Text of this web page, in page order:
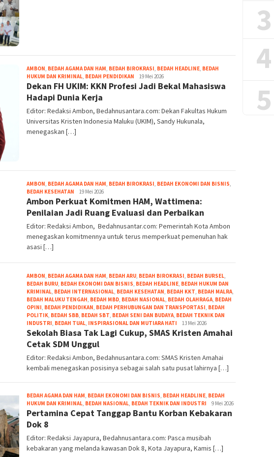
AMBON, BEDAH AGAMA DAN HAM, BEDAH BIROKRASI, BEDAH HEADLINE, BEDAH
HUKUM DAN KRIMINAL, BEDAH PENDIDIKAN Grace
Pello
19 Mei 2026
Dekan FH UKIM: KKN Profesi Jadi Bekal Mahasiswa
Hadapi Dunia Kerja
Editor: Redaksi Ambon, Bedahnusantara.com: Dekan Fakultas Hukum
Universitas Kristen Indonesia Maluku (UKIM), Sandy Hukunala,
menegaskan […]
AMBON, BEDAH AGAMA DAN HAM, BEDAH BIROKRASI, BEDAH EKONOMI DAN BISNIS,
BEDAH KESEHATAN Grace
Pello
19 Mei 2026
Ambon Perkuat Komitmen HAM, Wattimena:
Penilaian Jadi Ruang Evaluasi dan Perbaikan
Editor: Redaksi Ambon, Bedahnusantar.com: Pemerintah Kota Ambon
menegaskan komitmennya untuk terus memperkuat pemenuhan hak
asasi […]
AMBON, BEDAH AGAMA DAN HAM, BEDAH ARU, BEDAH BIROKRASI, BEDAH BURSEL,
BEDAH BURU, BEDAH EKONOMI DAN BISNIS, BEDAH HEADLINE, BEDAH HUKUM DAN
KRIMINAL, BEDAH INTERNASIONAL, BEDAH KESEHATAN, BEDAH KKT, BEDAH MALRA,
BEDAH MALUKU TENGAH, BEDAH MBD, BEDAH NASIONAL, BEDAH OLAHRAGA, BEDAH
OPINI, BEDAH PENDIDIKAN, BEDAH PERHUBUNGAN DAN TRANSPORTASI, BEDAH
POLITIK, BEDAH SBB, BEDAH SBT, BEDAH SENI DAN BUDAYA, BEDAH TEKNIK DAN
INDUSTRI, BEDAH TUAL, INSPIRASIONAL DAN MUTIARA HATI Grace
Pello
13 Mei 2026
Sekolah Biasa Tak Lagi Cukup, SMAS Kristen Amahai
Cetak SDM Unggul
Editor: Redaksi Ambon, Bedahnusantara.com: SMAS Kristen Amahai
kembali menegaskan posisinya sebagai salah satu pusat lahirnya […]
BEDAH AGAMA DAN HAM, BEDAH EKONOMI DAN BISNIS, BEDAH HEADLINE, BEDAH
HUKUM DAN KRIMINAL, BEDAH NASIONAL, BEDAH TEKNIK DAN INDUSTRI Grace
Pello
9 Mei 2026
Pertamina Cepat Tanggap Bantu Korban Kebakaran
Dok 8
Editor: Redaksi Jayapura, Bedahnusantara.com: Pasca musibah
kebakaran yang melanda kawasan Dok 8, Kota Jayapura, Kamis […]
3
4
5